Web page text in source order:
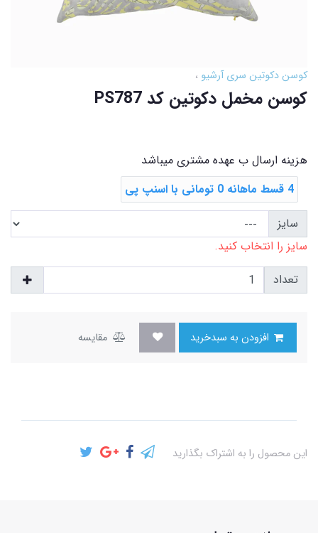
کوسن دکوتین سری آرشیو
کوسن مخمل دکوتین کد PS787
هزینه ارسال ب عهده مشتری میباشد
4 قسط ماهانه 0 تومانی با اسنپ ‌پی
سایز
سایز را انتخاب کنید.
تعداد
مقایسه
این محصول را به اشتراک بگذارید